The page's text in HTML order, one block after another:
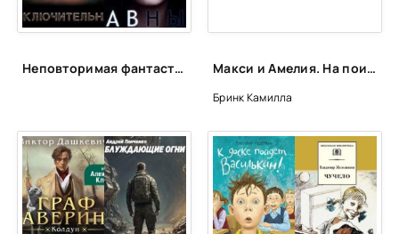
Неповторимая фантастика Anne Dar в аудио Макси и Амелия. На поиски Золотого Сыра! - Камилла Бринк
Бринк Камилла